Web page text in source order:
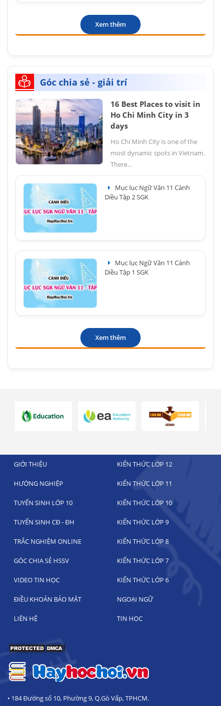
Xem thêm
Góc chia sẻ - giải trí
16 Best Places to visit in
Ho Chi Minh City in 3
days
Ho Chi Minh City is one of the
most dynamic spots in Vietnam.
There...
Mục lục Ngữ Văn 11 Cánh
Diều Tập 2 SGK
Mục lục Ngữ Văn 11 Cánh
Diều Tập 1 SGK
Xem thêm
GIỚI THIỆU KIẾN THỨC LỚP 12
HƯỚNG NGHIỆP KIẾN THỨC LỚP 11
TUYỂN SINH LỚP 10 KIẾN THỨC LỚP 10
TUYỂN SINH CĐ - ĐH KIẾN THỨC LỚP 9
TRẮC NGHIỆM ONLINE KIẾN THỨC LỚP 8
GÓC CHIA SẺ HSSV KIẾN THỨC LỚP 7
VIDEO TIN HỌC KIẾN THỨC LỚP 6
ĐIỀU KHOẢN BẢO MẬT NGOẠI NGỮ
LIÊN HỆ TIN HỌC
• 184 Đường số 10, Phường 9, Q.Gò Vấp, TPHCM.